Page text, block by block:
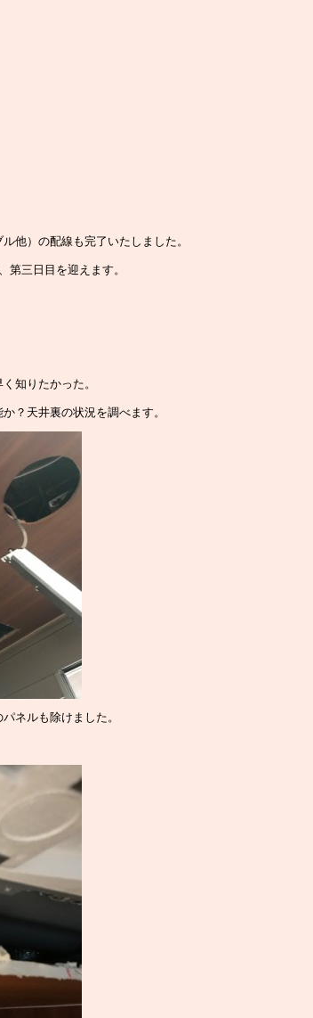
他）の配線も完了いたしました。
第三日目を迎えます。
知りたかった。
？天井裏の状況を調べます。
ネルも除けました。